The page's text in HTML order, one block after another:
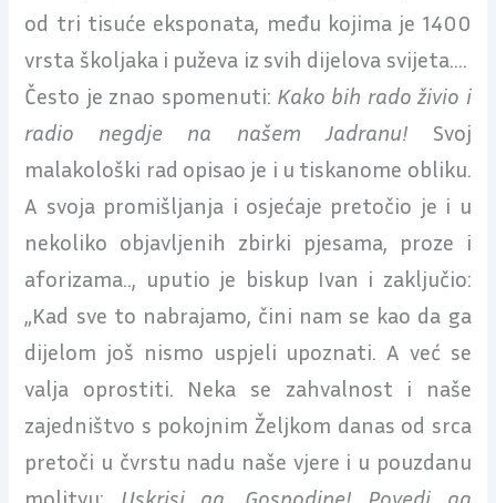
od tri tisuće eksponata, među kojima je 1400
vrsta školjaka i puževa iz svih dijelova svijeta.…
Često je znao spomenuti: Kako bih rado živio i
radio negdje na našem Jadranu! Svoj
malakološki rad opisao je i u tiskanome obliku.
A svoja promišljanja i osjećaje pretočio je i u
nekoliko objavljenih zbirki pjesama, proze i
aforizama.., uputio je biskup Ivan i zaključio:
„Kad sve to nabrajamo, čini nam se kao da ga
dijelom još nismo uspjeli upoznati. A već se
valja oprostiti. Neka se zahvalnost i naše
zajedništvo s pokojnim Željkom danas od srca
pretoči u čvrstu nadu naše vjere i u pouzdanu
molitvu: Uskrisi ga, Gospodine! Povedi ga